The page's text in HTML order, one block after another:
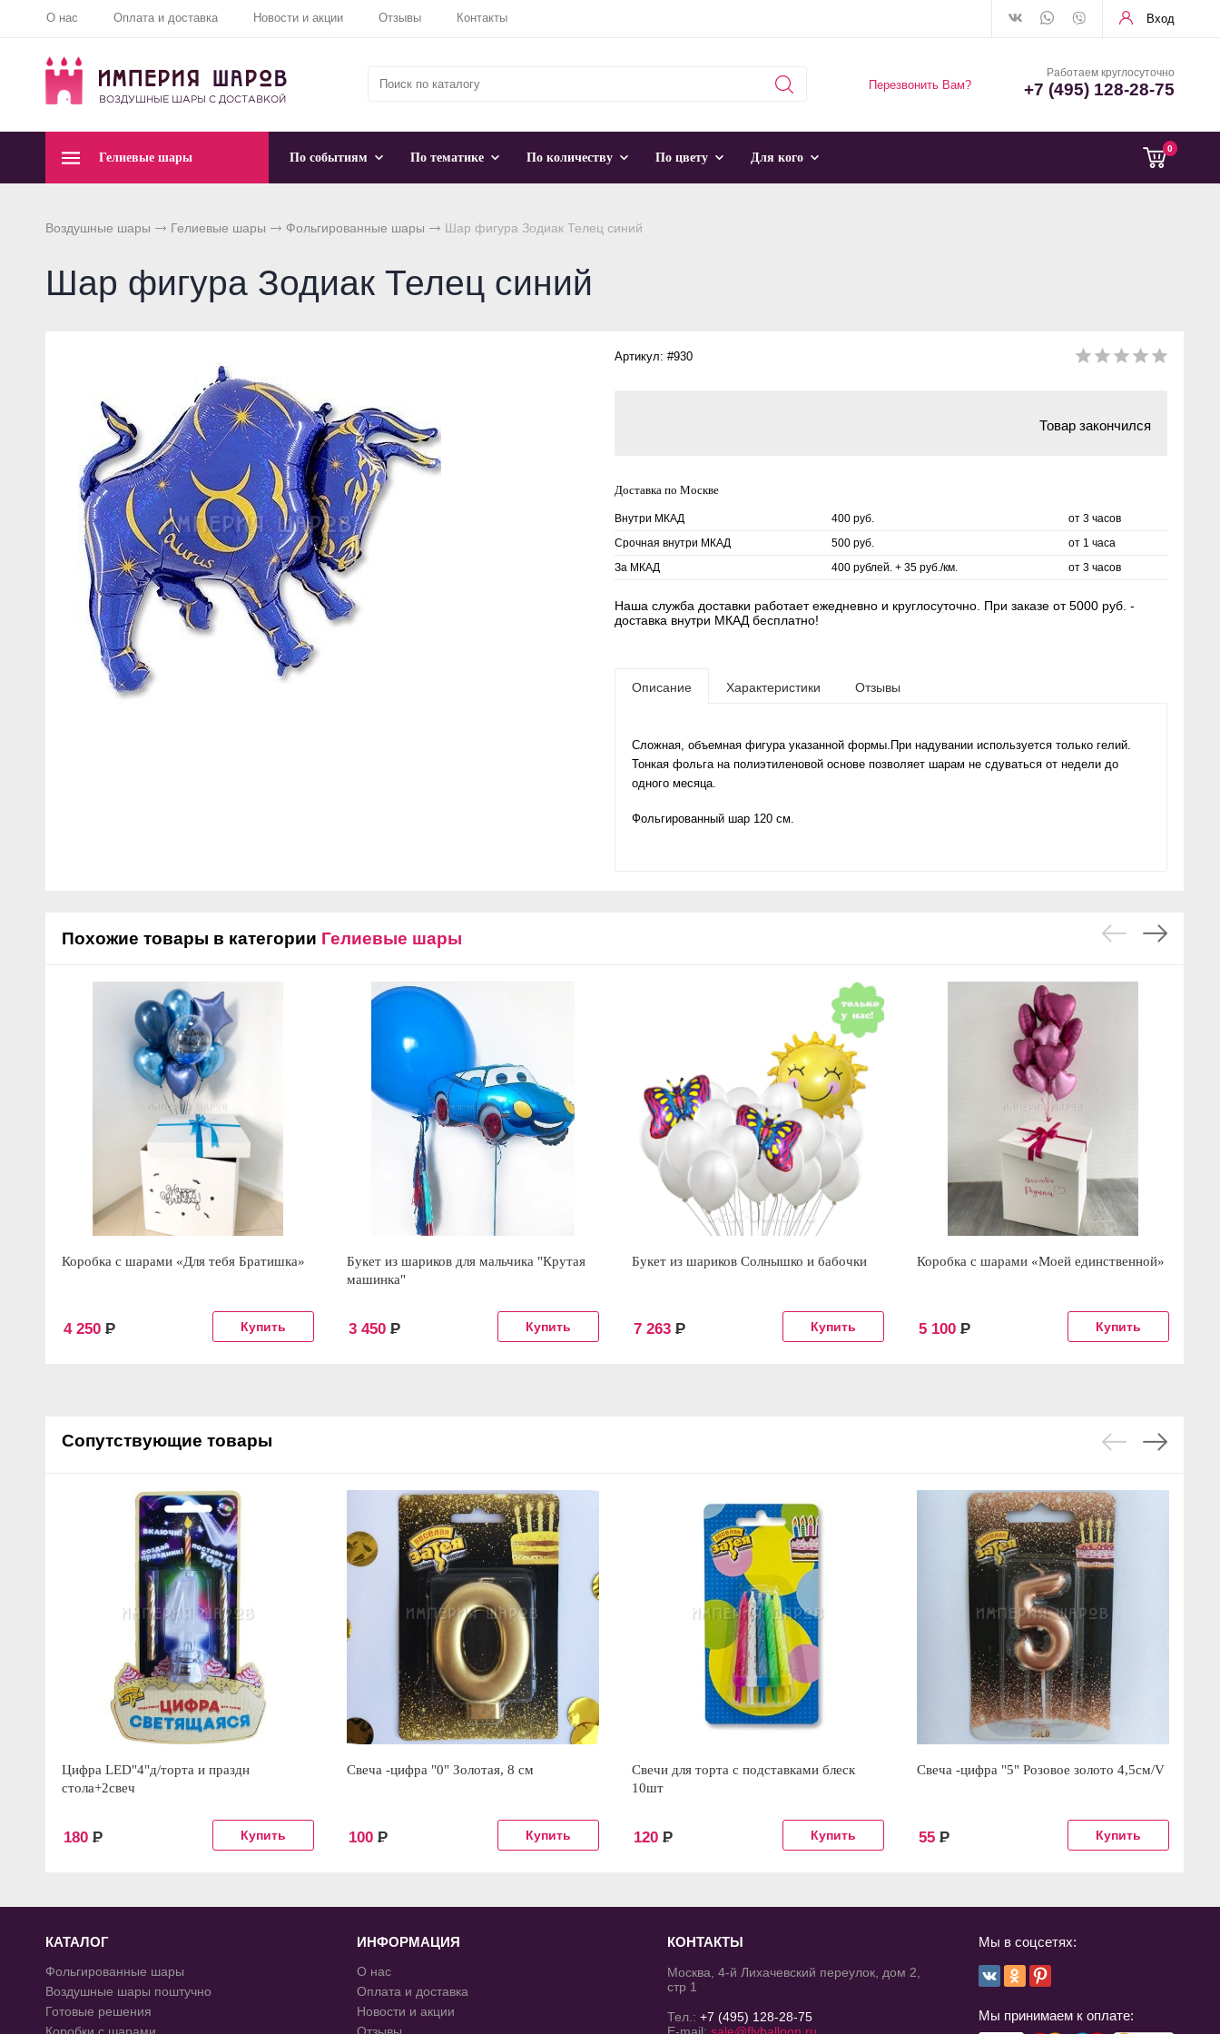
О нас Оплата и доставка Новости и акции Отзывы Контакты Вход
Перезвонить Вам?
Работаем круглосуточно
+7 (495) 128-28-75
0
Гелиевые шары По событиям По тематике По количеству По цвету Для кого
Воздушные шары Гелиевые шары Фольгированные шары Шар фигура Зодиак Телец синий
Шар фигура Зодиак Телец синий
Артикул: #930
Товар закончился
Доставка по Москве
Внутри МКАД 400 руб.
от 3 часов
Срочная внутри МКАД
500 руб.
от 1 часа
За МКАД
400 рублей. + 35 руб./км. от 3 часов
Наша служба доставки работает ежедневно и круглосуточно. При заказе от 5000 руб. -
доставка внутри МКАД бесплатно!
Описание Характеристики Отзывы
Сложная, объемная фигура указанной формы.При надувании используется только гелий.
Тонкая фольга на полиэтиленовой основе позволяет шарам не сдуваться от недели до
одного месяца.
Фольгированный шар 120 см.
Похожие товары в категории Гелиевые шары
Коробка с шарами «Для тебя Братишка»
4 250 Р
Букет из шариков для мальчика "Крутая
машинка"
3 450 Р
Букет из шариков Солнышко и бабочки
7 263 Р
Коробка с шарами «Моей единственной»
5 100 Р
Сопутствующие товары
Цифра LED"4"д/торта и праздн
стола+2свеч
180 Р
Свеча -цифра "0" Золотая, 8 см
100 Р
Свечи для торта с подставками блеск
10шт
120 Р
Свеча -цифра "5" Розовое золото 4,5см/V
55 Р
КАТАЛОГ
Фольгированные шары
Воздушные шары поштучно
Готовые решения
ИНФОРМАЦИЯ
О нас
Оплата и доставка
Новости и акции
КОНТАКТЫ
Москва, 4-й Лихачевский переулок, дом 2,
стр 1
Тел.:+7 (495) 128-28-75
Мы в соцсетях:
Мы принимаем к оплате: